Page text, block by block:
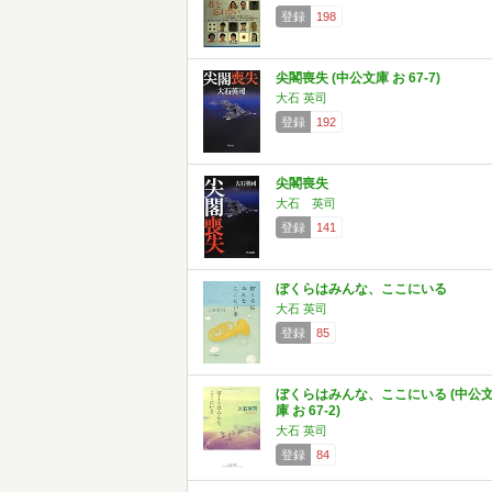
登録 198
尖閣喪失 (中公文庫 お 67-7)
大石 英司
登録
192
尖閣喪失
大石 英司
登録
141
ぼくらはみんな、ここにいる
大石 英司
登録
85
ぼくらはみんな、ここにいる (中公
庫 お 67-2)
大石 英司
登録
84